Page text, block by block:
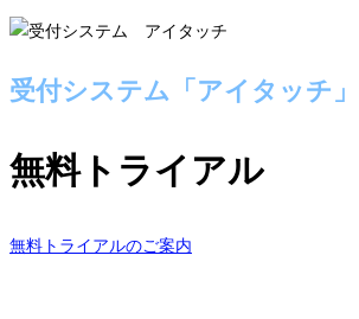
受付システム「アイタッチ」
無料トライアル
無料トライアルのご案内